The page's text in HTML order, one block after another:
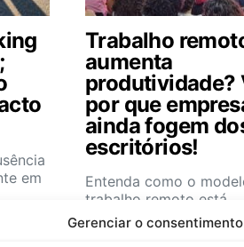
Gerenciar o consentimento
em
Trabalho
aumenta
produtividade?
por que
ainda fogem
escritórios!
Entenda como o
trabalho remoto está
revolucionando o